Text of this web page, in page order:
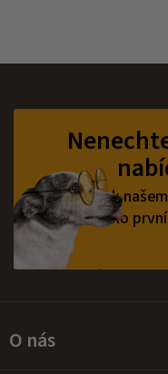
Přihlaste se k
vědět jako
O nás